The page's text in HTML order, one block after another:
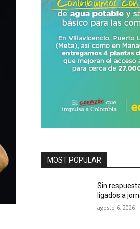
MOST POPULAR
Sin
ligados a
agosto 6, 2026